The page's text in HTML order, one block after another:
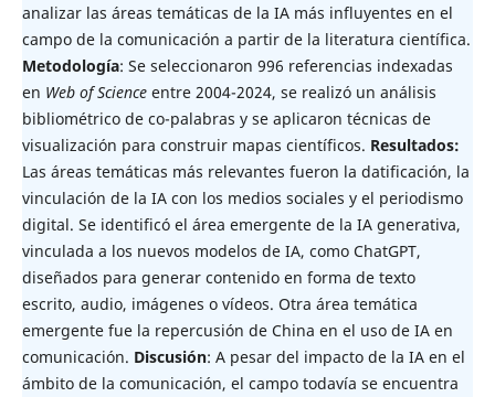
analizar las áreas temáticas de la IA más influyentes en el
campo de la comunicación a partir de la literatura científica.
Metodología: Se seleccionaron 996 referencias indexadas
en Web of Scienceentre 2004-2024, se realizó un análisis
bibliométrico de co-palabras y se aplicaron técnicas de
visualización para construir mapas científicos. Resultados:
Las áreas temáticas más relevantes fueron la datificación, la
vinculación de la IA con los medios sociales y el periodismo
digital. Se identificó el área emergente de la IA generativa,
vinculada a los nuevos modelos de IA, como ChatGPT,
diseñados para generar contenido en forma de texto
escrito, audio, imágenes o vídeos. Otra área temática
emergente fue la repercusión de China en el uso de IA en
comunicación. Discusión: A pesar del impacto de la IA en el
ámbito de la comunicación, el campo todavía se encuentra